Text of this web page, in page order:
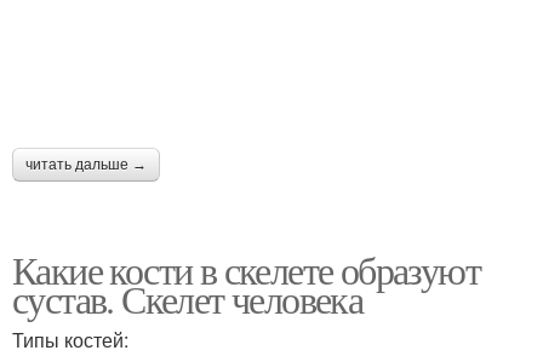
читать дальше →
Какие кости в скелете образуют
сустав. Скелет человека
Типы костей: